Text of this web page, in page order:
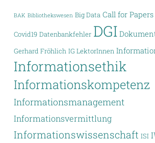
BAK Bibliothekswesen Big Data Call for Papers
Covid19 Datenbankfehler DGI
Gerhard Fröhlich IG LektorInnen
Informationsethik
Informationskompetenz
Informationsmanagement
Informationsvermittlung
Informationswissenschaft ISI